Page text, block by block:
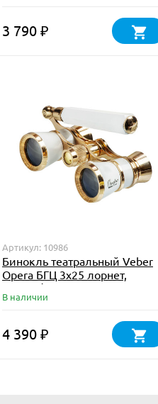
3 790 ₽
Артикул: 10986
Бинокль театральный Veber
Opera БГЦ 3x25 лорнет,
белый/золотой
В наличии
4 390 ₽